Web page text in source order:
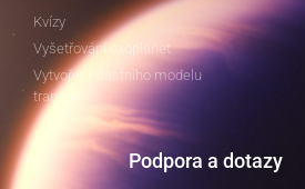
Kvízy
Vyšetřování exoplanet
Vytvoření vlastního modelu
tranzitu
Podpora a dotazy